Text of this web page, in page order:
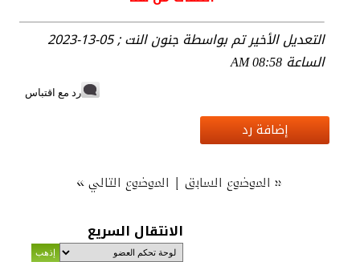
التعديل الأخير تم بواسطة جنون النت ; 05-13-2023
الساعة 08:58 AM
رد مع اقتباس
إضافة رد
« الموضوع السابق| الموضوع التالي»
الانتقال السريع